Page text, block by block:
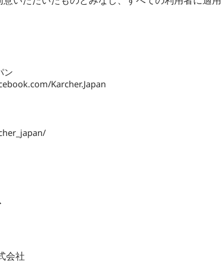
ン
Karcher.Japan
会社